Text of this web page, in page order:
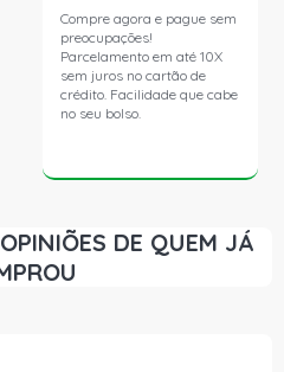
Compre agora e pague sem
preocupações!
Parcelamento em até 10X
sem juros no cartão de
crédito. Facilidade que cabe
no seu bolso.
DE QUEM JÁ